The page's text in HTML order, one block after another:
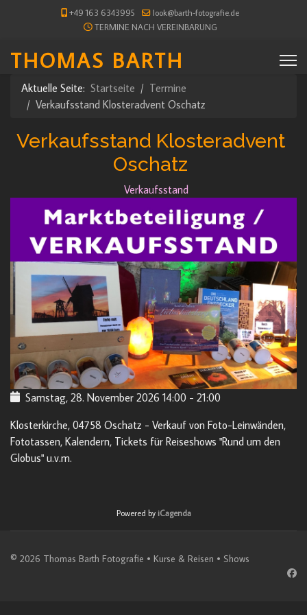
+49 163 6343995
look@barth-fotografie.de
TERMINE NACH VEREINBARUNG
THOMAS BARTH
Aktuelle Seite: Startseite
Termine
Verkaufsstand Klosteradvent Oschatz
Verkaufsstand Klosteradvent
Oschatz
Verkaufsstand
Samstag, 28. November 2026 14:00 - 21:00
Klosterkirche, 04758 Oschatz - Verkauf von Foto-Leinwänden,
Fototassen, Kalendern, Tickets für Reiseshows "Rund um den
Globus" u.v.m.
Powered by iCagenda
© 2026 Thomas Barth Fotografie • Kurse & Reisen • Shows